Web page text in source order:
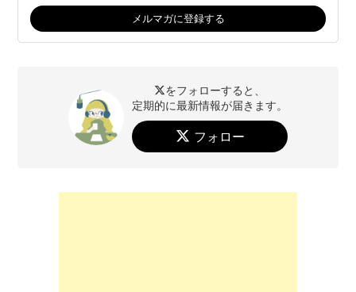
をフォローすると、
定期的に最新情報が届きます。
フォロー